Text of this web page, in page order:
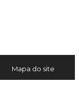
Mapa do site